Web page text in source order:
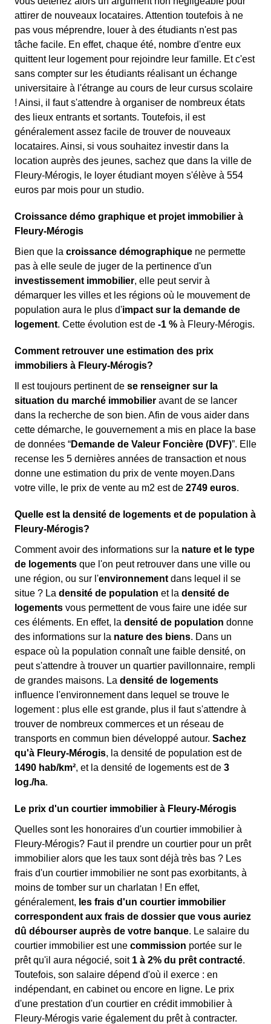
attirer de nouveaux locataires. Attention toutefois à ne
pas vous méprendre, louer à des étudiants n'est pas
tâche facile. En effet, chaque été, nombre d'entre eux
quittent leur logement pour rejoindre leur famille. Et c'est
sans compter sur les étudiants réalisant un échange
universitaire à l'étrange au cours de leur cursus scolaire
! Ainsi, il faut s'attendre à organiser de nombreux états
des lieux entrants et sortants. Toutefois, il est
généralement assez facile de trouver de nouveaux
locataires. Ainsi, si vous souhaitez investir dans la
location auprès des jeunes, sachez que dans la ville de
Fleury-Mérogis, le loyer étudiant moyen s'élève à 554
euros par mois pour un studio.
Croissance démo graphique et projet immobilier à
Fleury-Mérogis
Bien que la croissance démographique ne permette
pas à elle seule de juger de la pertinence d'un
investissement immobilier, elle peut servir à
démarquer les villes et les régions où le mouvement de
population aura le plus d'impact sur la demande de
logement. Cette évolution est de -1 % à Fleury-Mérogis.
Comment retrouver une estimation des prix
immobiliers à Fleury-Mérogis?
Il est toujours pertinent de se renseigner sur la
situation du marché immobilier avant de se lancer
dans la recherche de son bien. Afin de vous aider dans
cette démarche, le gouvernement a mis en place la base
de données “Demande de Valeur Foncière (DVF)”. Elle
recense les 5 dernières années de transaction et nous
donne une estimation du prix de vente moyen.Dans
votre ville, le prix de vente au m2 est de 2749 euros.
Quelle est la densité de logements et de population à
Fleury-Mérogis?
Comment avoir des informations sur la nature et le type
de logements que l'on peut retrouver dans une ville ou
une région, ou sur l'environnement dans lequel il se
situe ? La densité de population et la densité de
logements vous permettent de vous faire une idée sur
ces éléments. En effet, la densité de population donne
des informations sur la nature des biens. Dans un
espace où la population connaît une faible densité, on
peut s'attendre à trouver un quartier pavillonnaire, rempli
de grandes maisons. La densité de logements
influence l'environnement dans lequel se trouve le
logement : plus elle est grande, plus il faut s'attendre à
trouver de nombreux commerces et un réseau de
transports en commun bien développé autour. Sachez
qu'à Fleury-Mérogis, la densité de population est de
1490 hab/km², et la densité de logements est de 3
log./ha.
Le prix d'un courtier immobilier à Fleury-Mérogis
Quelles sont les honoraires d'un courtier immobilier à
Fleury-Mérogis? Faut il prendre un courtier pour un prêt
immobilier alors que les taux sont déjà très bas ? Les
frais d'un courtier immobilier ne sont pas exorbitants, à
moins de tomber sur un charlatan ! En effet,
généralement, les frais d'un courtier immobilier
correspondent aux frais de dossier que vous auriez
dû débourser auprès de votre banque. Le salaire du
courtier immobilier est une commission portée sur le
prêt qu'il aura négocié, soit 1 à 2% du prêt contracté.
Toutefois, son salaire dépend d'où il exerce : en
indépendant, en cabinet ou encore en ligne. Le prix
d'une prestation d'un courtier en crédit immobilier à
Fleury-Mérogis varie également du prêt à contracter.